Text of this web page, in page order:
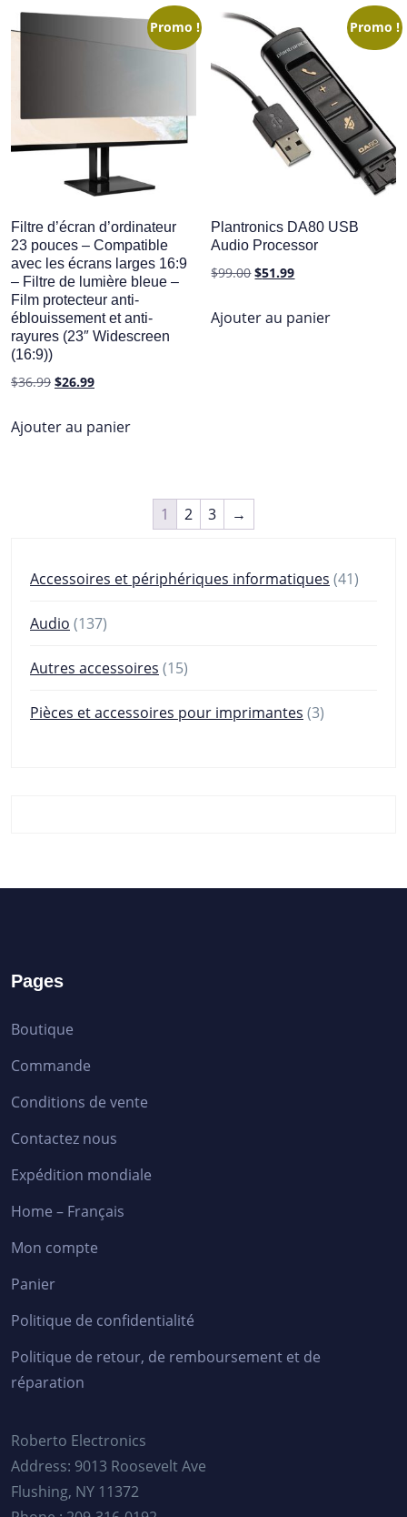
Promo !
Filtre d’écran d’ordinateur
23 pouces – Compatible
avec les écrans larges 16:9
– Filtre de lumière bleue –
Film protecteur anti-
éblouissement et anti-
rayures (23″ Widescreen
(16:9))
$36.99 Le
initial
$26.99Le
actuel
Ajouter au panier
Promo !
Plantronics DA80 USB
Audio Processor
$99.00Le
initial
$51.99Le
actuel
Ajouter au panier
1 2 3 →
Accessoires et périphériques informatiques 4141
Audio 137137
Autres accessoires 1515
Pièces et accessoires pour imprimantes 33
Pages
Boutique
Commande
Conditions de vente
Contactez nous
Expédition mondiale
Home – Français
Mon compte
Panier
Politique de confidentialité
Politique de retour, de remboursement et de
réparation
Roberto Electronics
Address: 9013 Roosevelt Ave
Flushing, NY 11372